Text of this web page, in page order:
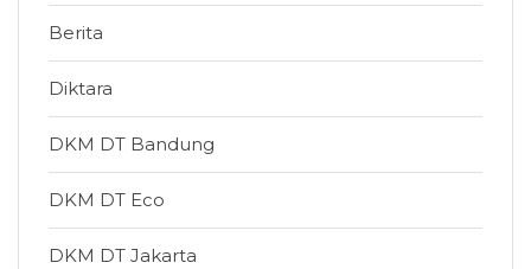
Berita
Diktara
DKM DT Bandung
DKM DT Eco
DKM DT Jakarta